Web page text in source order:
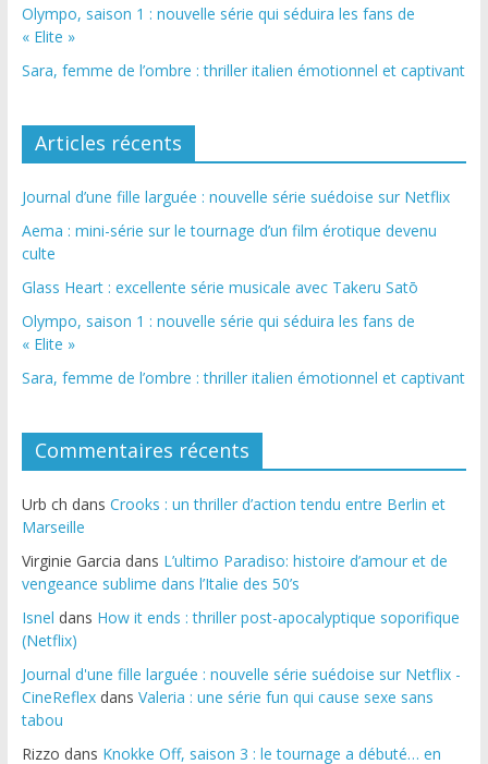
Olympo, saison 1 : nouvelle série qui séduira les fans de
« Elite »
Sara, femme de l’ombre : thriller italien émotionnel et captivant
Articles récents
Journal d’une fille larguée : nouvelle série suédoise sur Netflix
Aema : mini-série sur le tournage d’un film érotique devenu
culte
Glass Heart : excellente série musicale avec Takeru Satō
Olympo, saison 1 : nouvelle série qui séduira les fans de
« Elite »
Sara, femme de l’ombre : thriller italien émotionnel et captivant
Commentaires récents
Urb ch dans Crooks : un thriller d’action tendu entre Berlin et
Marseille
Virginie Garcia dans L’ultimo Paradiso: histoire d’amour et de
vengeance sublime dans l’Italie des 50’s
Isnel dans How it ends : thriller post-apocalyptique soporifique
(Netflix)
Journal d'une fille larguée : nouvelle série suédoise sur Netflix -
CineReflexdans Valeria : une série fun qui cause sexe sans
tabou
Rizzo dans Knokke Off, saison 3 : le tournage a débuté… en